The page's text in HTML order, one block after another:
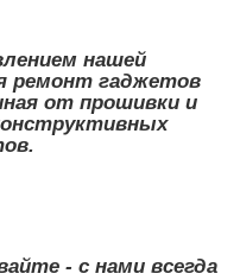
нашей
ремонт гаджетов
от прошивки и
- с нами всегда